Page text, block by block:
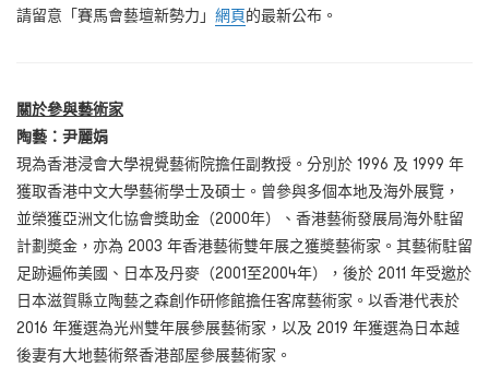
請留意「賽馬會藝壇新勢力」 網頁的最新公布。
關於參與藝術家
陶藝：尹麗娟
現為香港浸會大學視覺藝術院擔任副教授。分別於 1996 及 1999 年
獲取香港中文大學藝術學士及碩士。曾參與多個本地及海外展覽，
並榮獲亞洲文化協會獎助金（2000年）、香港藝術發展局海外駐留
計劃奬金，亦為 2003 年香港藝術雙年展之獲奬藝術家。其藝術駐留
足跡遍佈美國、日本及丹麥（2001至2004年），後於 2011 年受邀於
日本滋賀縣立陶藝之森創作研修館擔任客席藝術家。以香港代表於
2016 年獲選為光州雙年展參展藝術家，以及 2019 年獲選為日本越
後妻有大地藝術祭香港部屋參展藝術家。